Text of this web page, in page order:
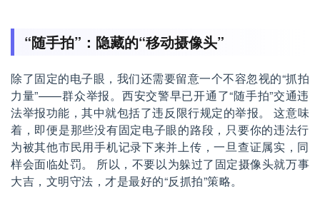
“随手拍”：隐藏的“移动摄像头”
除了固定的电子眼，我们还需要留意一个不容忽视的“抓拍
力量”——群众举报。西安交警早已开通了“随手拍”交通违
法举报功能，其中就包括了违反限行规定的举报。 这意味
着，即便是那些没有固定电子眼的路段，只要你的违法行
为被其他市民用手机记录下来并上传，一旦查证属实，同
样会面临处罚。 所以，不要以为躲过了固定摄像头就万事
大吉，文明守法，才是最好的“反抓拍”策略。